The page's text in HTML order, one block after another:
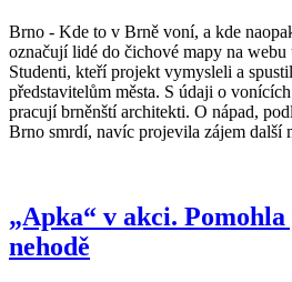
Brno - Kde to v Brně voní, a kde
označují lidé do čichové mapy na webu
Studenti, kteří projekt vymysleli a
představitelům města. S údaji o
pracují brněnští architekti. O nápad,
Brno smrdí, navíc projevila zájem další
„Apka“ v akci.
nehodě